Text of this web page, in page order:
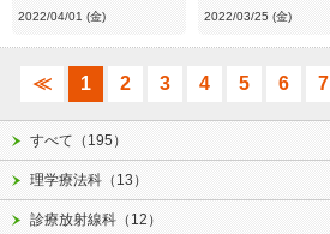
2022/04/01 (金) 2022/03/25 (金)
≪ 1 2 3 4 5 6 7
すべて（195）
理学療法科（13）
診療放射線科（12）